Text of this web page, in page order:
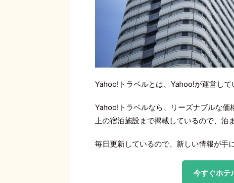
Yahoo!トラベルとは、Yahoo!が運営して
Yahoo!トラベルなら、リーズナブルな
上の宿泊施設まで掲載しているので、泊
毎日更新しているので、新しい情報が手
今すぐホテ